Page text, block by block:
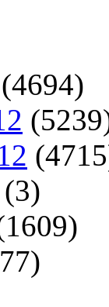
(4694)
(3)